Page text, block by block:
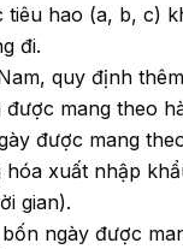
hao (a, b, c)
đi.
quy định
mang theo
được mang
hóa xuất nhập
gian).
ngày được